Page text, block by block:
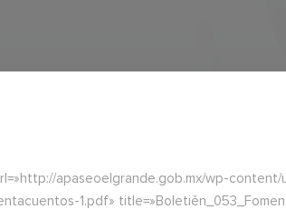
apaseoelgrande.gob.mx/wp-
1.pdf»